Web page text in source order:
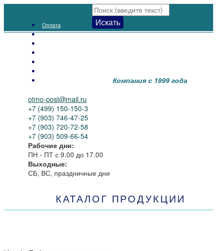
Оплата
Доставка
Искать
Компания с 1999 года
otmo-post@mail.ru
+7 (499) 150-150-3
+7 (903) 746-47-25
+7 (903) 720-72-58
+7 (903) 509-66-54
Рабочие дни:
ПН - ПТ с 9.00 до 17.00
Выходные:
СБ, ВС, праздничные дни
КАТАЛОГ ПРОДУКЦИИ